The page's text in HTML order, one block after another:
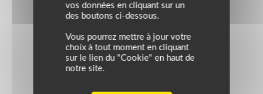
vos données en cliquant sur un
des boutons ci-dessous.
Vous pourrez mettre à jour votre
choix à tout moment en cliquant
sur le lien du "Cookie" en haut de
notre site.